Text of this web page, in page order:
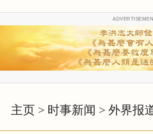
主页 > 时事新闻 > 外界报